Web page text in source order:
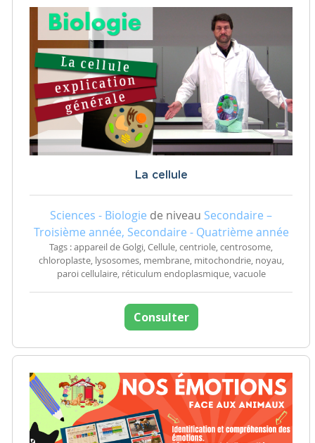
La cellule
Sciences - Biologie de niveau Secondaire –
Troisième année, Secondaire - Quatrième année
Tags : appareil de Golgi, Cellule, centriole, centrosome,
chloroplaste, lysosomes, membrane, mitochondrie, noyau,
paroi cellulaire, réticulum endoplasmique, vacuole
Consulter